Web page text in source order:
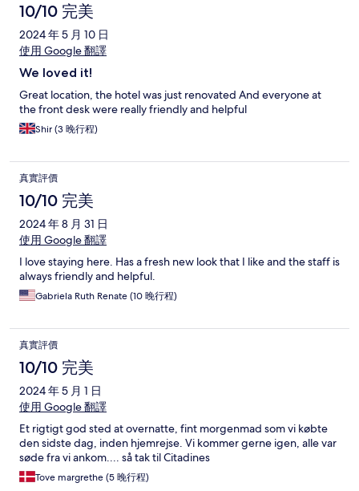
10/10 完美
2024 年 5 月 10 日
使用 Google 翻譯
We loved it!
Great location, the hotel was just renovated And everyone at
the front desk were really friendly and helpful
Shir (3 晚行程)
真實評價
10/10 完美
2024 年 8 月 31 日
使用 Google 翻譯
I love staying here. Has a fresh new look that I like and the staff is
always friendly and helpful.
Gabriela Ruth Renate (10 晚行程)
真實評價
10/10 完美
2024 年 5 月 1 日
使用 Google 翻譯
Et rigtigt god sted at overnatte, fint morgenmad som vi købte
den sidste dag, inden hjemrejse. Vi kommer gerne igen, alle var
søde fra vi ankom.... så tak til Citadines
Tove margrethe (5 晚行程)